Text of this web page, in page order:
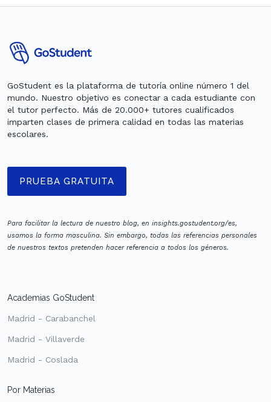
GoStudent es la plataforma de tutoría online número 1 del
mundo. Nuestro objetivo es conectar a cada estudiante con
el tutor perfecto. Más de 20.000+ tutores cualificados
imparten clases de primera calidad en todas las materias
escolares.
PRUEBA GRATUITA
Para facilitar la lectura de nuestro blog, en insights.gostudent.org/es,
usamos la forma masculina. Sin embargo, todas las referencias personales
de nuestros textos pretenden hacer referencia a todos los géneros.
Academias GoStudent
Madrid - Carabanchel
Madrid - Villaverde
Madrid - Coslada
Por Materias